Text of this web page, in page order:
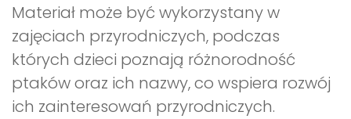
Materiał może być wykorzystany w
zajęciach przyrodniczych, podczas
których dzieci poznają różnorodność
ptaków oraz ich nazwy, co wspiera rozwój
ich zainteresowań przyrodniczych.